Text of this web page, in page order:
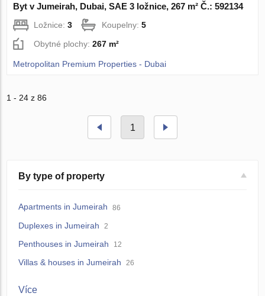
Byt v Jumeirah, Dubai, SAE 3 ložnice, 267 m² Č.: 592134
Ložnice:3 Koupelny:5
Obytné plochy:267 m²
Metropolitan Premium Properties - Dubai
1 - 24 z 86
1
By type of property
Apartments in Jumeirah 86
Duplexes in Jumeirah 2
Penthouses in Jumeirah 12
Villas & houses in Jumeirah 26
Více